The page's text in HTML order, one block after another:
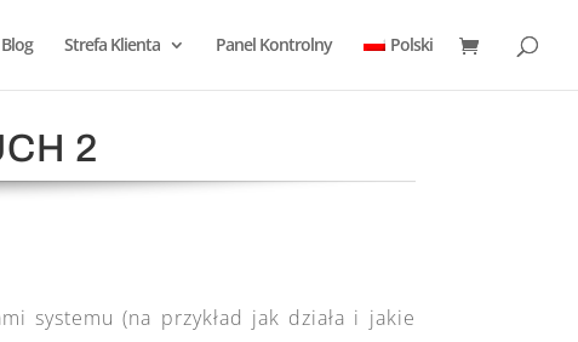
Blog Strefa Klienta Panel Kontrolny Polski
2
systemu (na przykład jak działa i jakie